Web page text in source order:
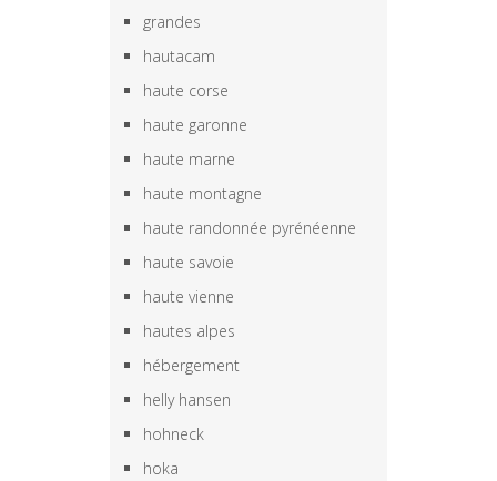
grandes
hautacam
haute corse
haute garonne
haute marne
haute montagne
haute randonnée pyrénéenne
haute savoie
haute vienne
hautes alpes
hébergement
helly hansen
hohneck
hoka